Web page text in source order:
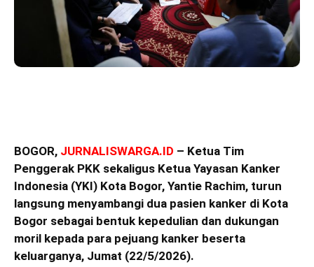
BOGOR, JURNALISWARGA.ID – Ketua Tim
Penggerak PKK sekaligus Ketua Yayasan Kanker
Indonesia (YKI) Kota Bogor, Yantie Rachim, turun
langsung menyambangi dua pasien kanker di Kota
Bogor sebagai bentuk kepedulian dan dukungan
moril kepada para pejuang kanker beserta
keluarganya, Jumat (22/5/2026).